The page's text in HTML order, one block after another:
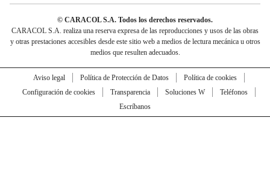
© CARACOL S.A. Todos los derechos reservados.
CARACOL S.A. realiza una reserva expresa de las reproducciones y usos de las obras
y otras prestaciones accesibles desde este sitio web a medios de lectura mecánica u otros
medios que resulten adecuados.
Aviso legal Política de Protección de Datos
Política de cookies
Configuración de cookies
Transparencia Soluciones W
Teléfonos
Escríbanos